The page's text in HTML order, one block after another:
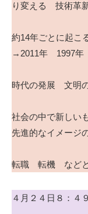
り変える 技術革
約14年ごとに起こ
→2011年 1997
時代の発展 文明
社会の中で新しい
先進的なイメージ
転職 転機 などと
４月２４日８：